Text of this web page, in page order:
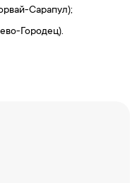
Сарапул);
Городец).